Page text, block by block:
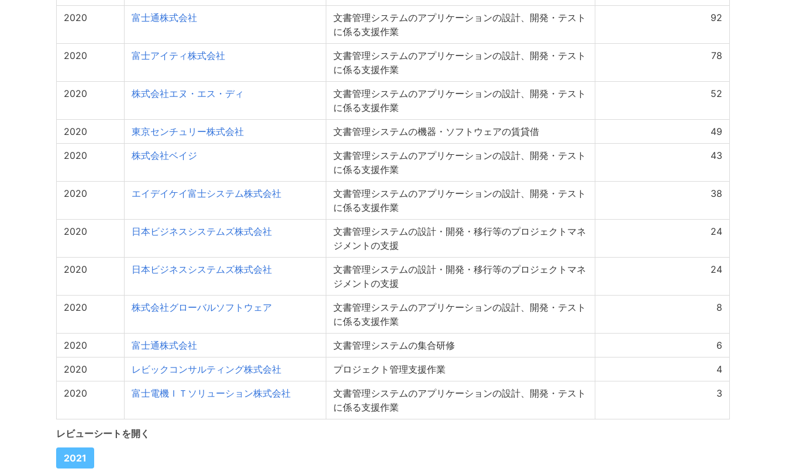
2020 富士通株式会社
文書管理システムのアプリケーションの設計、開発・テスト
に係る支援作業
92
2020 富士アイティ株式会社
文書管理システムのアプリケーションの設計、開発・テスト
に係る支援作業
78
2020 株式会社エヌ・エス・ディ
文書管理システムのアプリケーションの設計、開発・テスト
に係る支援作業
52
2020 東京センチュリー株式会社 文書管理システムの機器・ソフトウェアの賃貸借 49
2020 株式会社ベイジ
文書管理システムのアプリケーションの設計、開発・テスト
に係る支援作業
43
2020 エイデイケイ富士システム株式会社
文書管理システムのアプリケーションの設計、開発・テスト
に係る支援作業
38
2020 日本ビジネスシステムズ株式会社
文書管理システムの設計・開発・移行等のプロジェクトマネ
ジメントの支援
24
2020 日本ビジネスシステムズ株式会社
文書管理システムの設計・開発・移行等のプロジェクトマネ
ジメントの支援
24
2020 株式会社グローバルソフトウェア
文書管理システムのアプリケーションの設計、開発・テスト
に係る支援作業
8
2020 富士通株式会社 文書管理システムの集合研修 6
2020 レビックコンサルティング株式会社 プロジェクト管理支援作業 4
2020 富士電機ＩＴソリューション株式会社
文書管理システムのアプリケーションの設計、開発・テスト
に係る支援作業
3
レビューシートを開く
2021